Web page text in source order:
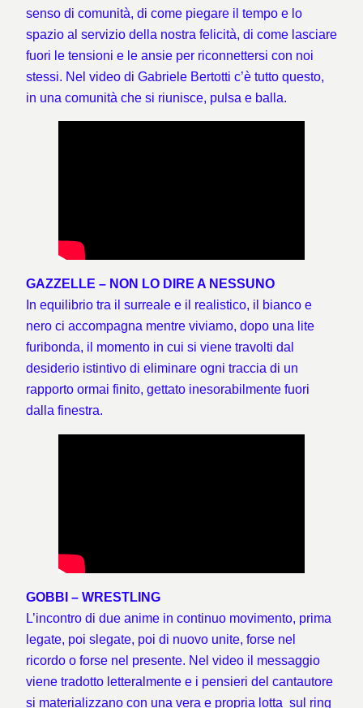
senso di comunità, di come piegare il tempo e lo
spazio al servizio della nostra felicità, di come lasciare
fuori le tensioni e le ansie per riconnettersi con noi
stessi. Nel video di Gabriele Bertotti c’è tutto questo,
in una comunità che si riunisce, pulsa e balla.
GAZZELLE – NON LO DIRE A NESSUNO
In equilibrio tra il surreale e il realistico, il bianco e
nero ci accompagna mentre viviamo, dopo una lite
furibonda, il momento in cui si viene travolti dal
desiderio istintivo di eliminare ogni traccia di un
rapporto ormai finito, gettato inesorabilmente fuori
dalla finestra.
GOBBI – WRESTLING
L’incontro di due anime in continuo movimento, prima
legate, poi slegate, poi di nuovo unite, forse nel
ricordo o forse nel presente. Nel video il messaggio
viene tradotto letteralmente e i pensieri del cantautore
si materializzano con una vera e propria lotta sul ring